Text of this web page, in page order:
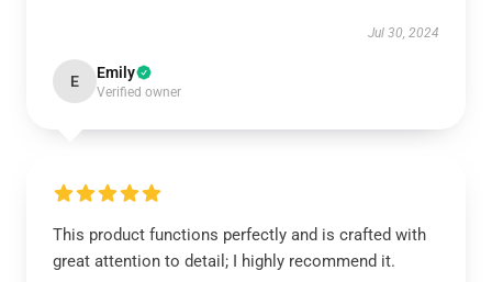
Jul 30, 2024
E Emily
Verified owner
This product functions perfectly and is crafted with
great attention to detail; I highly recommend it.